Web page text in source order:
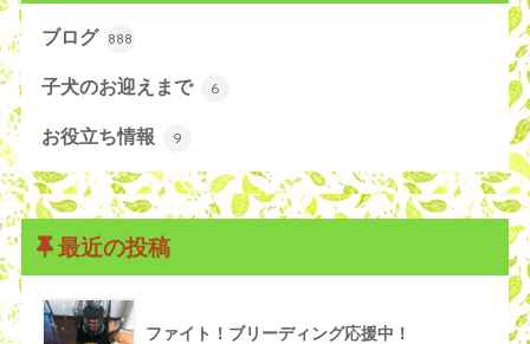
ブログ 888
子犬のお迎えまで 6
お役立ち情報 9
最近の投稿
ファイト！ブリーディング応援中！